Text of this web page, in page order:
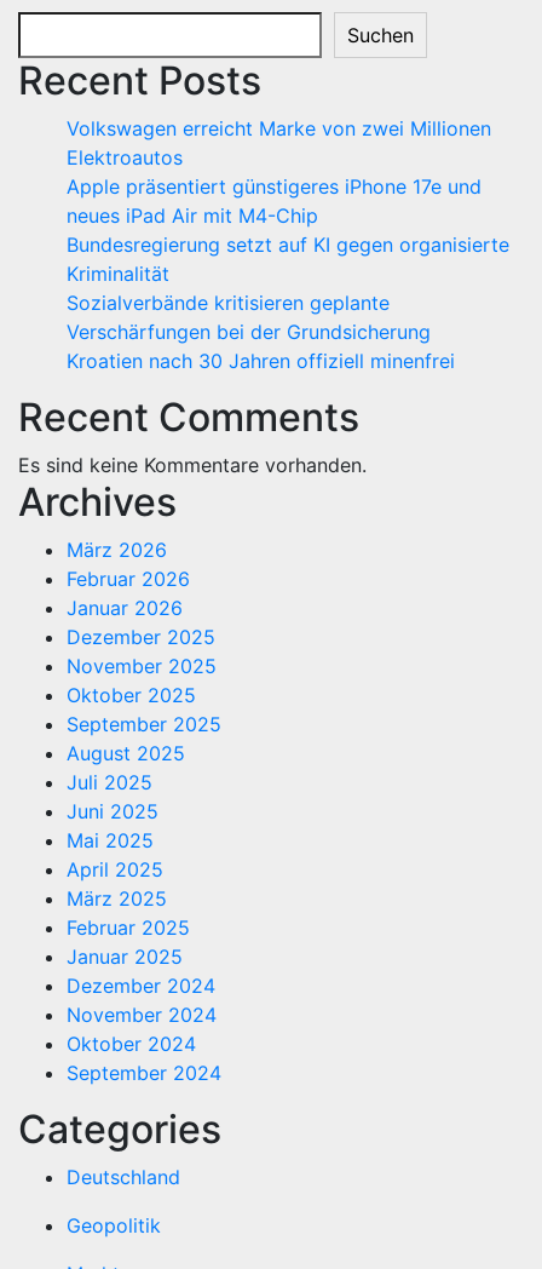
Suchen
Recent Posts
Volkswagen erreicht Marke von zwei Millionen
Elektroautos
Apple präsentiert günstigeres iPhone 17e und
neues iPad Air mit M4-Chip
Bundesregierung setzt auf KI gegen organisierte
Kriminalität
Sozialverbände kritisieren geplante
Verschärfungen bei der Grundsicherung
Kroatien nach 30 Jahren offiziell minenfrei
Recent Comments
Es sind keine Kommentare vorhanden.
Archives
März 2026
Februar 2026
Januar 2026
Dezember 2025
November 2025
Oktober 2025
September 2025
August 2025
Juli 2025
Juni 2025
Mai 2025
April 2025
März 2025
Februar 2025
Januar 2025
Dezember 2024
November 2024
Oktober 2024
September 2024
Categories
Deutschland
Geopolitik